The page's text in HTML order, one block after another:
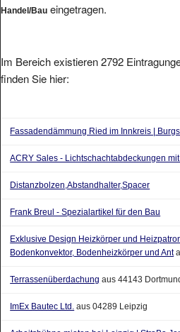
Handel/Bau eingetragen.
Im Bereich existieren 2792
finden Sie hier:
Fassadendämmung Ried im Innkreis |
ACRY Sales - Lichtschachtabdeckungen
Distanzbolzen,Abstandhalter,Spacer
Frank Breul - Spezialartikel für den Bau
Exklusive Design Heizkörper und
Bodenkonvektor, Bodenheizkörper und Ant
Terrassenüberdachung aus 44143
ImEx Bautec Ltd. aus 04289 Leipzig